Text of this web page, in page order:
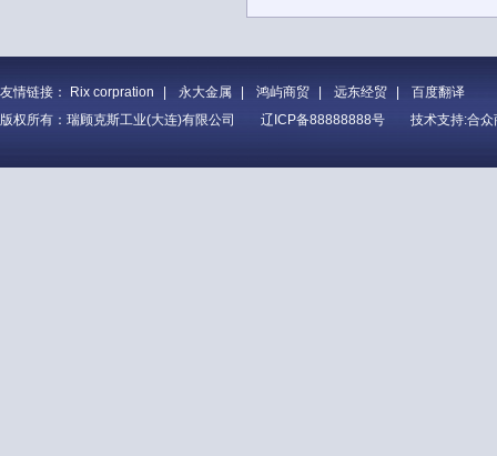
友情链接： Rix corpration 永大金属 鸿屿商贸 远东经贸
百度翻译
版权所有：瑞顾克斯工业(大连)有限公司
辽ICP备88888888号 技术支持:合